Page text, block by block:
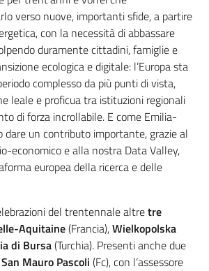
verso nuove, importanti sfide, a partire
con la necessità di abbassare
duramente cittadini, famiglie e
ecologica e digitale: l’Europa sta
complesso da più punti di vista,
leale e proficua tra istituzioni regionali
di forza incrollabile. E come Emilia-
dare un contributo importante, grazie al
economico e alla nostra Data Valley,
europea della ricerca e delle
del trentennale altretre
Aquitaine(Francia),Wielkopolska
di Bursa(Turchia). Presenti anche due
San Mauro Pascoli (Fc), con l’assessore